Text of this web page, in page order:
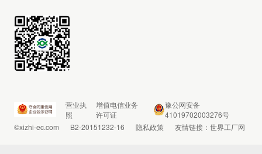
营业执
照
增值电信业务
许可证
豫公网安备
41019702003276号
©xizhi-ec.com
B2-20151232-16 隐私政策 友情链接： 世界工厂网